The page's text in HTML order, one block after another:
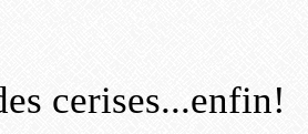
cerises...enfin!